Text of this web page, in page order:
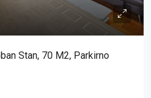
Stan, 70 M2, Parkirno